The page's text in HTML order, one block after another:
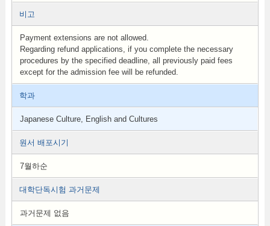
비고
Payment extensions are not allowed.
Regarding refund applications, if you complete the necessary
procedures by the specified deadline, all previously paid fees
except for the admission fee will be refunded.
학과
Japanese Culture, English and Cultures
원서 배포시기
7월하순
대학단독시험 과거문제
과거문제 없음